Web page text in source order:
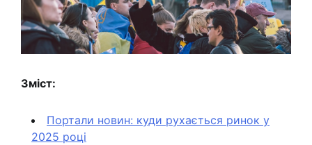
Зміст:
Портали новин: куди рухається ринок у
2025 році